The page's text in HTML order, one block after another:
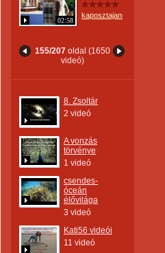
02:58
kaposztajanos
155/207 oldal (1650
videó)
8. Zsoltár
2 videó
A vonzás
törvénye
1 videó
csendes-
óceán
élővilága
3 videó
Kati56 videói
11 videó